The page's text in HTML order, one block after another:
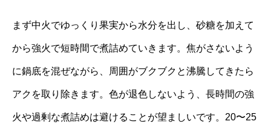
まず中火でゆっくり果実から水分を出し、砂糖を加えて
から強火で短時間で煮詰めていきます。焦がさないよう
に鍋底を混ぜながら、周囲がブクブクと沸騰してきたら
アクを取り除きます。色が退色しないよう、長時間の強
火や過剰な煮詰めは避けることが望ましいです。20〜25